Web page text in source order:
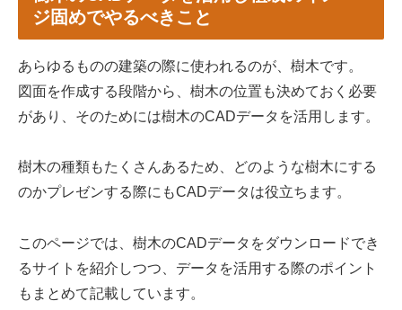
ジ固めでやるべきこと
あらゆるものの建築の際に使われるのが、樹木です。
図面を作成する段階から、樹木の位置も決めておく必要
があり、そのためには樹木のCADデータを活用します。
樹木の種類もたくさんあるため、どのような樹木にする
のかプレゼンする際にもCADデータは役立ちます。
このページでは、樹木のCADデータをダウンロードでき
るサイトを紹介しつつ、データを活用する際のポイント
もまとめて記載しています。